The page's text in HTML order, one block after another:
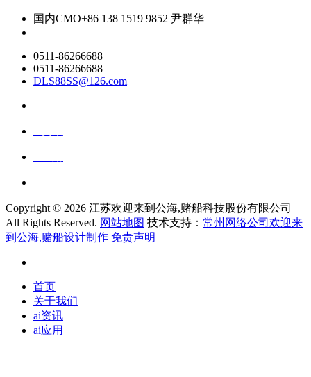
国内CMO+86 138 1519 9852 尹群华
0511-86266688
0511-86266688
DLS88SS@126.com
Copyright © 2026 江苏欢迎来到公海,赌船科技股份有限公司
All Rights Reserved. 网站地图 技术支持： 常州网络公司欢迎来
到公海,赌船设计制作 免责声明
首页
关于我们
ai资讯
ai应用